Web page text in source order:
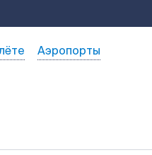
Аэропорты